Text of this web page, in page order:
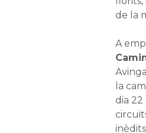
de la
A
la
dia